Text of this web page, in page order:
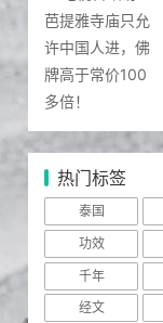
热门标签
泰国
功效
千年
经文